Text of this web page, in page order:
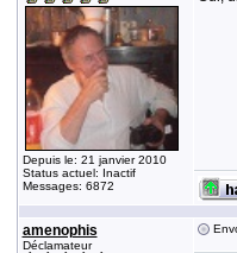
Depuis le: 21 janvier 2010
Status actuel: Inactif
Messages: 6872
amenophis
Déclamateur